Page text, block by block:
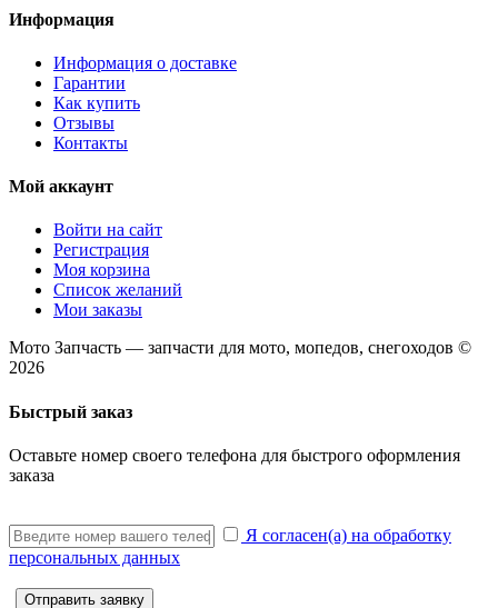
Информация
Информация о доставке
Гарантии
Как купить
Отзывы
Контакты
Мой аккаунт
Войти на сайт
Регистрация
Моя корзина
Список желаний
Мои заказы
Мото Запчасть — запчасти для мото, мопедов, снегоходов ©
2026
Быстрый заказ
Оставьте номер своего телефона для быстрого оформления
заказа
Я согласен(а) на обработку
персональных данных
Отправить заявку